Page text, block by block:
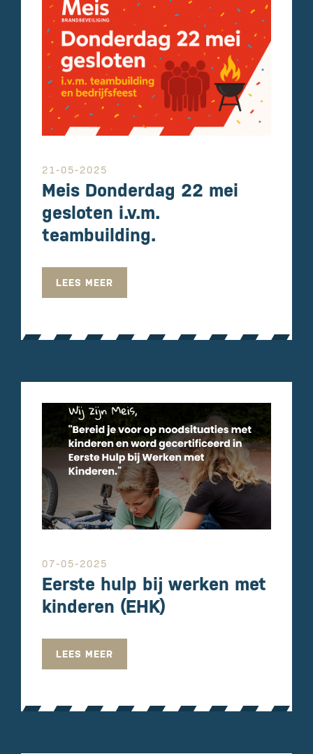
21-05-2025
Meis Donderdag 22 mei
gesloten i.v.m.
teambuilding.
LEES MEER
07-05-2025
Eerste hulp bij werken met
kinderen (EHK)
LEES MEER